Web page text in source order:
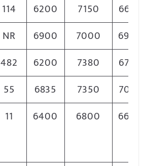
114 6200 7150
6650
NR 6900 7000
6900
482 6200 7380
6780
55 6835 7350
7092
11 6400 6800 6600